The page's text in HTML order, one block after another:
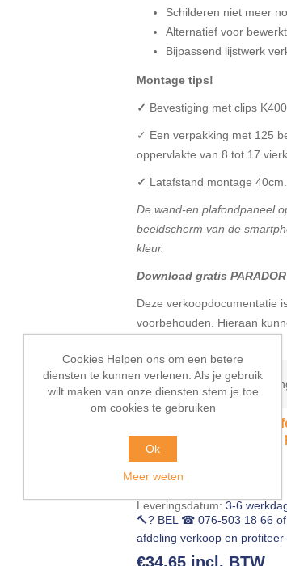
Schilderen niet meer
Alternatief voor
Bijpassend lijstwerk
Montage tips!
✓ Bevestiging met clips
✓ Een verpakking met 125
oppervlakte van 8 tot 17
✓ Latafstand montage 40cm.
De wand-en plafondpaneel
beeldscherm van de
kleur.
Download gratis
Deze verkoopdocumentatie
voorbehouden. Hieraan
Selecteer
PARADOR wand-en
10mmx18,2x128cm (per
Leveringsdatum: 3-6
🔨? BEL ☎ 076-503 18 66 of
afdeling verkoop en
€34,65 incl. BTW
Cookies Helpen ons om een betere
diensten te kunnen verlenen. Als je gebruik
wilt maken van onze diensten stem je toe
om cookies te gebruiken
Ok
Meer weten